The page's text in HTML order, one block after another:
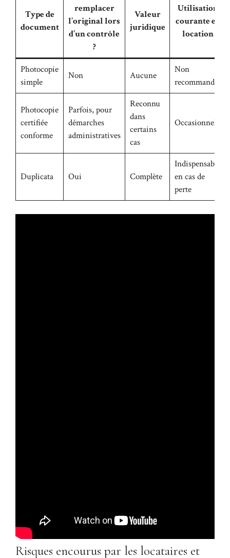
Type de
document
remplacer
l’original lors
d’un contrôle
?
Valeur
juridique
Utilisation
courante en
location
Photocopie
simple
Non Aucune
Non
recommandée
Photocopie
certifiée
conforme
Parfois, pour
démarches
administratives
Reconnu
dans
certains
cas
Occasionnelle
Duplicata Oui Complète
Indispensable
en cas de
perte
Risques encourus par les locataires et